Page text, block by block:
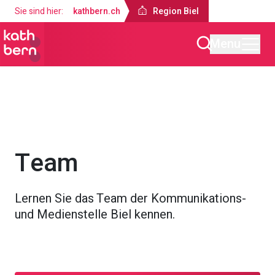
Sie sind hier: kathbern.ch Region Biel
Team
Lernen Sie das Team der Kommunikations-
und Medienstelle Biel kennen.